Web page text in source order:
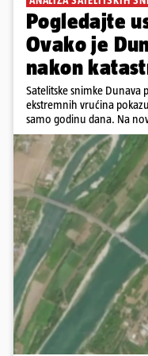
Pogledajte
Ovako je
nakon
Satelitske snimke Dunava
ekstremnih vrućina
samo godinu dana. Na
veći pješčani sprudovi i
povijesno niskim
toka, od Njemačke i
Rumunjske i Bugarske.
zabilježio satelit Sentinel-
Copernicus.